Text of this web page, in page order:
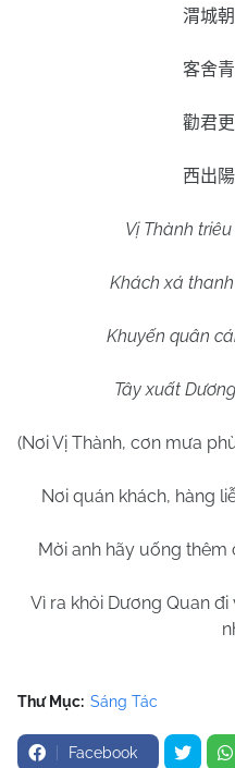
渭城
客舍
勸君
西出
Vị Thành
Khách xá
Khuyến quân
Tây xuất
(Nơi Vị Thành, cơn mưa
Nơi quán khách, hàng
Mời anh hãy uống thêm
Vì ra khỏi Dương Quan
Thư Mục: Sáng Tác
Facebook